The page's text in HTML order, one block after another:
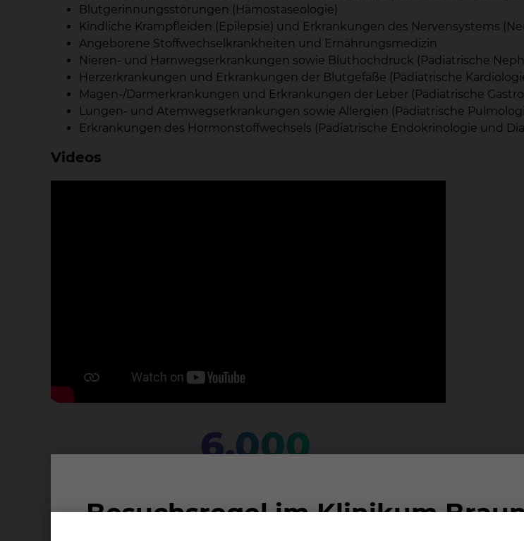
Blutgerinnungsstörungen (Hämostaseologie)
Kindliche Krampfleiden (Epilepsie) und Erkrankungen des Nervensystems
Angeborene Stoffwechselkrankheiten und Ernährungsmedizin
Nieren- und Harnwegserkrankungen sowie Bluthochdruck (Pädiatrische
Herzerkrankungen und Erkrankungen der Blutgefäße (Pädiatrische
Magen-/Darmerkrankungen und Erkrankungen der Leber (Pädiatrische
Lungen- und Atemwegserkrankungen sowie Allergien (Pädiatrische
Erkrankungen des Hormonstoffwechsels (Pädiatrische Endokrinologie und
Videos
6.000